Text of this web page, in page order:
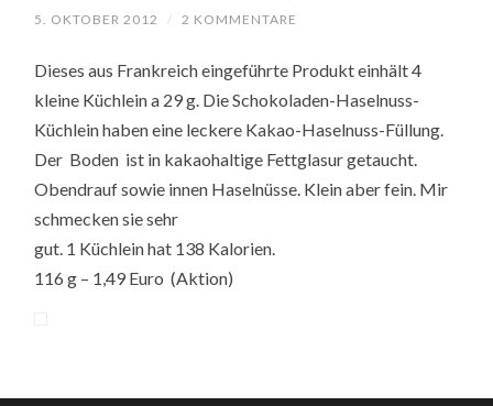
5. OKTOBER 2012 / 2 KOMMENTARE
Dieses aus Frankreich eingeführte Produkt einhält 4
kleine Küchlein a 29 g. Die Schokoladen-Haselnuss-
Küchlein haben eine leckere Kakao-Haselnuss-Füllung.
Der Boden ist in kakaohaltige Fettglasur getaucht.
Obendrauf sowie innen Haselnüsse. Klein aber fein. Mir
schmecken sie sehr
gut. 1 Küchlein hat 138 Kalorien.
116 g – 1,49 Euro (Aktion)